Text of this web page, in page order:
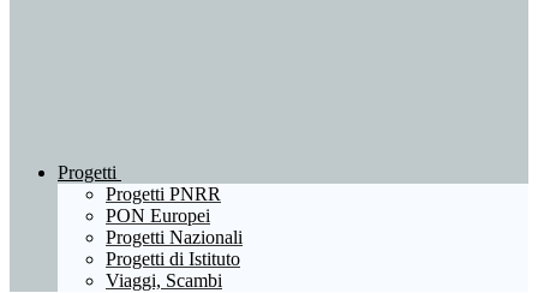
Progetti
Progetti PNRR
PON Europei
Progetti Nazionali
Progetti di Istituto
Viaggi, Scambi